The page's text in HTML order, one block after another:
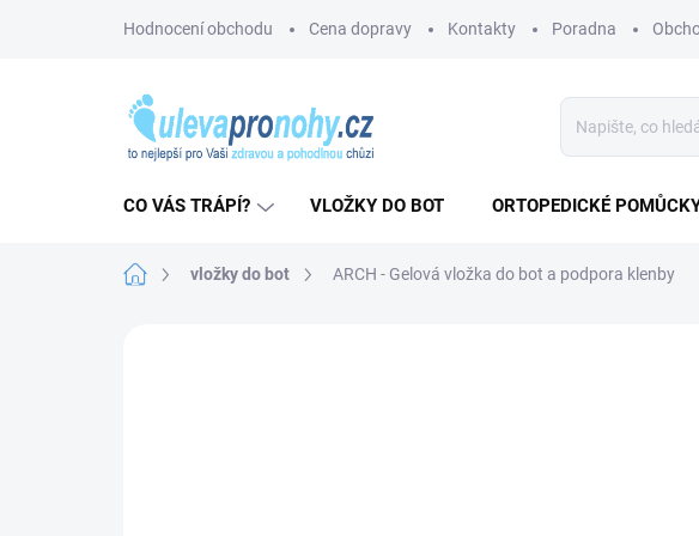
Hodnocení obchodu Cena dopravy Kontakty Poradna
CO VÁS TRÁPÍ? VLOŽKY DO BOT ORTOPEDICKÉ
Domů vložky do bot ARCH - Gelová vložka do bot a podpora klenby